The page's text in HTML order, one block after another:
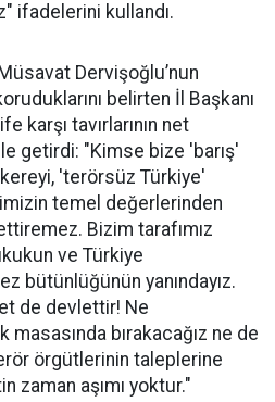
ifadelerini kullandı.
Dervişoğlu’nun
belirten İl Başkanı
karşı tavırlarının net
getirdi: "Kimse bize 'barış'
'terörsüz Türkiye'
temel değerlerinden
Bizim tarafımız
ve Türkiye
bütünlüğünün yanındayız.
de devlettir! Ne
masasında bırakacağız ne de
örgütlerinin taleplerine
zaman aşımı yoktur."